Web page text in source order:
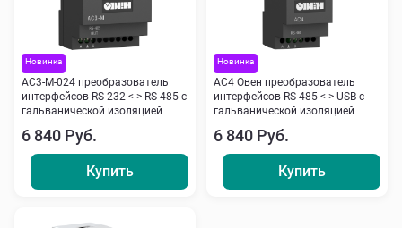
Новинка
АС3-М-024 преобразователь
интерфейсов RS-232 <-> RS-485 с
гальванической изоляцией
6 840 Руб.
Купить
Новинка
АС4 Овен преобразователь
интерфейсов RS-485 <-> USB c
гальванической изоляцией
6 840 Руб.
Купить